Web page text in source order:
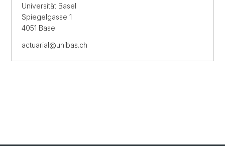
Universität Basel
Spiegelgasse 1
4051 Basel
actuarial@unibas.ch